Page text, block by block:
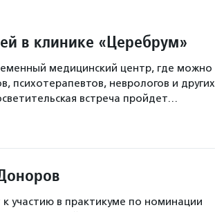
в клинике «Церебрум»
медицинский центр, где можно
психотерапевтов, неврологов и других
встреча пройдет…
участию в практикуме по номинации